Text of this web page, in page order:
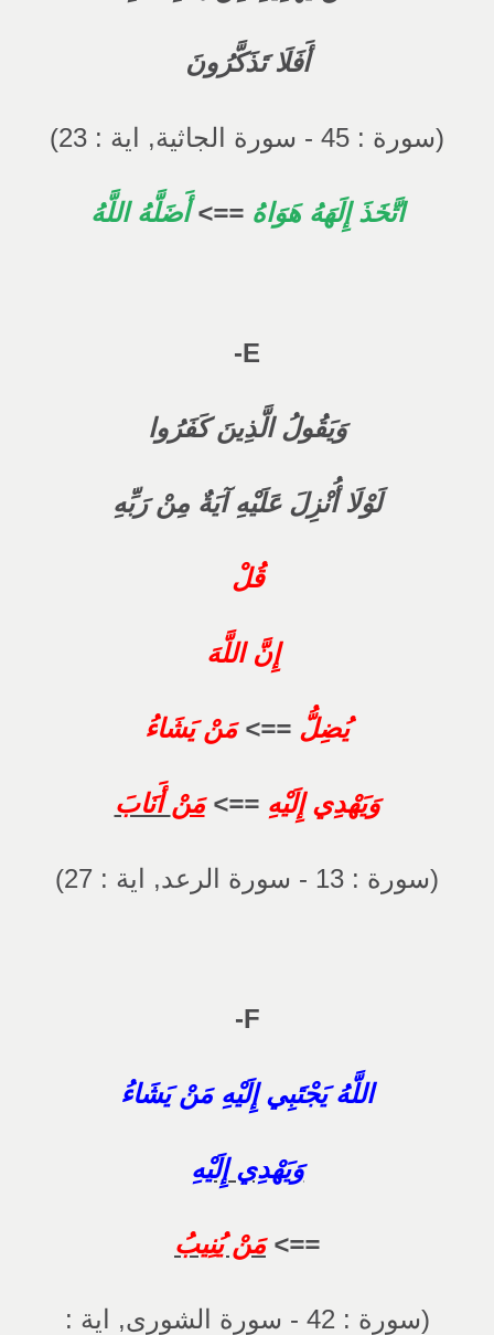
أَفَلَا تَذَكَّرُونَ
(سورة : 45 - سورة الجاثية, اية : 23)
اتَّخَذَ إِلَهَهُ هَوَاهُ ==> أَضَلَّهُ اللَّهُ
وَيَقُولُ الَّذِينَ كَفَرُوا
لَوْلَا أُنْزِلَ عَلَيْهِ آيَةٌ مِنْ رَبِّهِ
قُلْ
إِنَّ اللَّهَ
يُضِلُّ==>مَنْ يَشَاءُ
وَيَهْدِي إِلَيْهِ==> مَنْأَنَابَ
(سورة : 13 - سورة الرعد, اية : 27)
اللَّهُ يَجْتَبِي إِلَيْهِ مَنْ يَشَاءُ
وَيَهْدِي إِلَيْهِ
==>مَنْ يُنِيبُ
(سورة : 42 - سورة الشورى, اية :